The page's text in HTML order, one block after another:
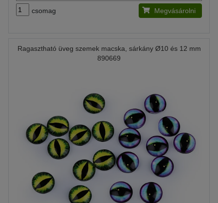
csomag Megvásárolni
Ragasztható üveg szemek macska, sárkány Ø10 és 12 mm
890669